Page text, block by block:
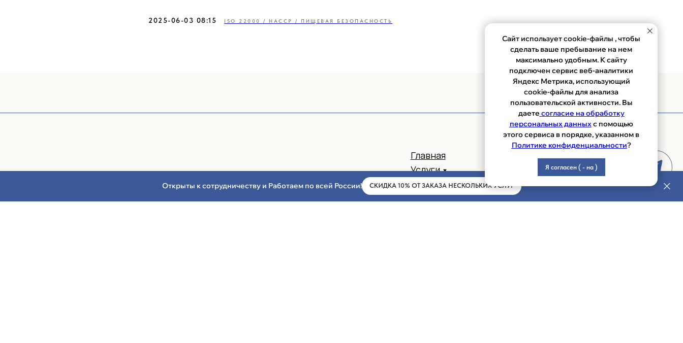
2025-06-03 08:15 ISO 22000 / HACCP / ПИЩЕВАЯ БЕЗОПАСНОСТЬ
Услуги
Согласие на обработку персональных данных пользователя
Открыты к сотрудничеству и Работаем по всей России! СКИДКА 10% ОТ ЗАКАЗА НЕСКОЛЬКИХ УСЛУГ
Сайт использует cookie-файлы , чтобы
сделать ваше пребывание на нем
максимально удобным. К сайту
подключен сервис веб-аналитики
Яндекс Метрика, использующий
cookie-файлы для анализа
пользовательской активности. Вы
даете согласие на обработку
персональных данныхс помощью
этого сервиса в порядке, указанном в
Политике конфиденциальности?
Я согласен ( - на )